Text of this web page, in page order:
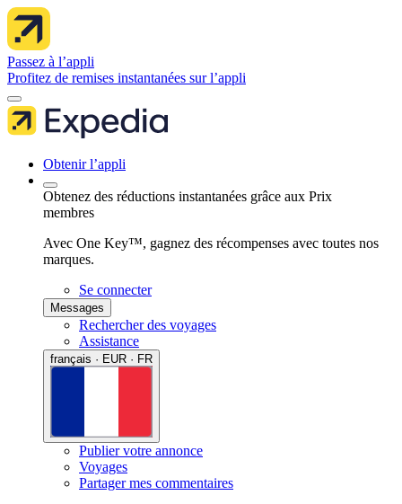
Passez à l’appli
Profitez de remises instantanées sur l’appli
Obtenir l’appli
Obtenez des réductions instantanées grâce aux Prix
membres
Avec One Key™, gagnez des récompenses avec toutes nos
marques.
Se connecter
Messages
Rechercher des voyages
Assistance
français · EUR · FR
Publier votre annonce
Voyages
Partager mes commentaires